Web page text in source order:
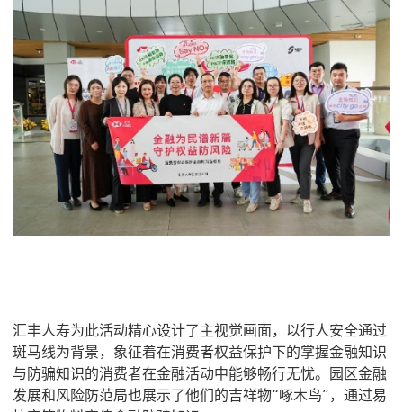
汇丰人寿为此活动精心设计了主视觉画面，以行人安全通过
斑马线为背景，象征着在消费者权益保护下的掌握金融知识
与防骗知识的消费者在金融活动中能够畅行无忧。园区金融
发展和风险防范局也展示了他们的吉祥物“啄木鸟”，通过易